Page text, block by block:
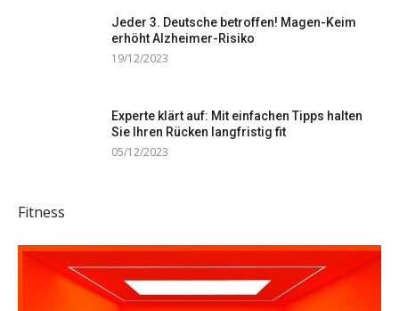
Jeder 3. Deutsche betroffen! Magen-Keim
erhöht Alzheimer-Risiko
19/12/2023
Experte klärt auf: Mit einfachen Tipps halten
Sie Ihren Rücken langfristig fit
05/12/2023
Fitness